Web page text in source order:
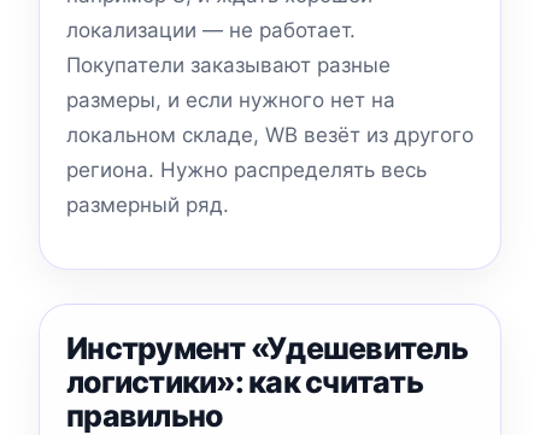
локализации — не работает.
Покупатели заказывают разные
размеры, и если нужного нет на
локальном складе, WB везёт из другого
региона. Нужно распределять весь
размерный ряд.
Инструмент «Удешевитель
логистики»: как считать
правильно